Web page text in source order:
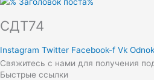
СДТ74
Instagram Twitter Facebook-f Vk
Свяжитесь с нами для получения
Быстрые ссылки